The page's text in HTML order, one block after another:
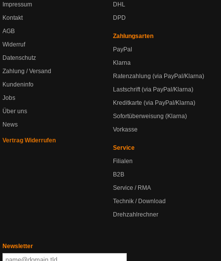
Impressum
Kontakt
AGB
Widerruf
Datenschutz
Zahlung / Versand
Kundeninfo
Jobs
Über uns
News
Vertrag Widerrufen
DHL
DPD
Zahlungsarten
PayPal
Klarna
Ratenzahlung (via PayPal/Klarna)
Lastschrift (via PayPal/Klarna)
Kreditkarte (via PayPal/Klarna)
Sofortüberweisung (Klarna)
Vorkasse
Service
Filialen
B2B
Service / RMA
Technik / Download
Drehzahlrechner
Newsletter